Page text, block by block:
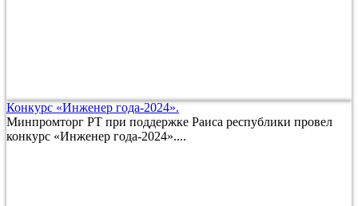
Конкурс «Инженер года-2024».
Минпромторг РТ при поддержке Раиса республики провел
конкурс «Инженер года-2024»....